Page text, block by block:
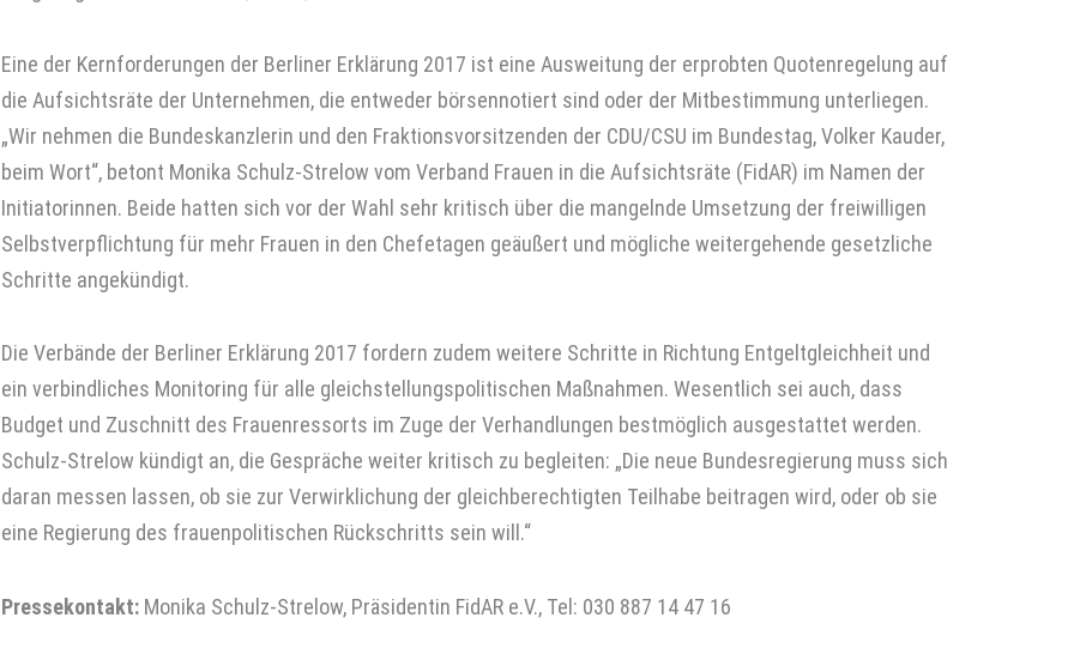
Eine der Kernforderungen der Berliner Erklärung 2017 ist eine Ausweitung der erprobten Quotenregelung auf
die Aufsichtsräte der Unternehmen, die entweder börsennotiert sind oder der Mitbestimmung unterliegen.
„Wir nehmen die Bundeskanzlerin und den Fraktions­vorsitzenden der CDU/CSU im Bundestag, Volker Kauder,
beim Wort“, betont Monika Schulz-Strelow vom Verband Frauen in die Aufsichtsräte (FidAR) im Namen der
Initiatorinnen. Beide hatten sich vor der Wahl sehr kritisch über die mangelnde Umsetzung der freiwilligen
Selbstverpflichtung für mehr Frauen in den Chefetagen geäußert und mögliche weitergehende gesetzliche
Schritte angekündigt.
Die Verbände der Berliner Erklärung 2017 fordern zudem weitere Schritte in Richtung Entgeltgleichheit und
ein verbindliches Monitoring für alle gleichstellungspolitischen Maßnahmen. Wesentlich sei auch, dass
Budget und Zuschnitt des Frauenressorts im Zuge der Verhandlungen bestmöglich ausgestattet werden.
Schulz-Strelow kündigt an, die Gespräche weiter kritisch zu begleiten: „Die neue Bundesregierung muss sich
daran messen lassen, ob sie zur Verwirklichung der gleichberechtigten Teilhabe beitragen wird, oder ob sie
eine Regierung des frauenpolitischen Rückschritts sein will.“
Pressekontakt: Monika Schulz-Strelow, Präsidentin FidAR e.V., Tel: 030 887 14 47 16